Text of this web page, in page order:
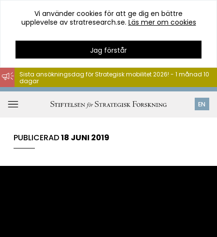
Hoppa
till
innehåll
Vi använder cookies för att ge dig en bättre
upplevelse av stratresearch.se. Läs mer om cookies
Jag förstår
EN
Sista ansökningsdag för Strategisk mobilitet 2026! - 1 månad 10
dagar
PUBLICERAD18 JUNI 2019